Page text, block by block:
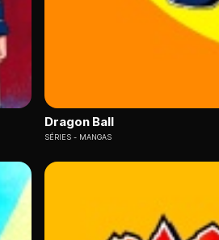
Dragon Ball
SÉRIES MANGAS